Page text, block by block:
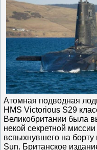
Атомная подводная
HMS Victorious S29
Великобритании была
некой секретной
вспыхнувшего на
Sun. Британское